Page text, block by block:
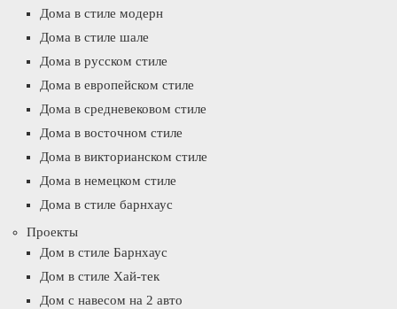
Дома в стиле модерн
Дома в стиле шале
Дома в русском стиле
Дома в европейском стиле
Дома в средневековом стиле
Дома в восточном стиле
Дома в викторианском стиле
Дома в немецком стиле
Дома в стиле барнхаус
Проекты
Дом в стиле Барнхаус
Дом в стиле Хай-тек
Дом с навесом на 2 авто